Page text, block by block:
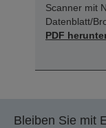
Scanner mit
Datenblatt/
PDF
Bleiben Sie mit